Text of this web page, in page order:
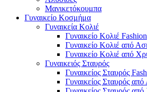
Μανικετόκουμπα
Γυναικείο Κοσμήμα
Γυναικεία Κολιέ
Γυναικείο Κολιέ Fashion
Γυναικείο Κολιέ από
Γυναικείο Κολιέ από
Γυναικειός Σταυρός
Γυναικείος Σταυρός
Γυναικείος Σταυρός